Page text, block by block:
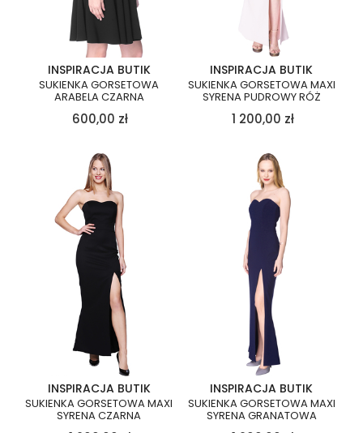
INSPIRACJA BUTIK
SUKIENKA GORSETOWA
ARABELA CZARNA
600,00 zł
INSPIRACJA BUTIK
SUKIENKA GORSETOWA MAXI
SYRENA PUDROWY RÓŻ
1 200,00 zł
INSPIRACJA BUTIK
SUKIENKA GORSETOWA MAXI
SYRENA CZARNA
INSPIRACJA BUTIK
SUKIENKA GORSETOWA MAXI
SYRENA GRANATOWA